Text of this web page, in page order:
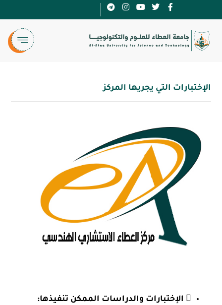
الإختبارات التي يجريها المركز
 الإختبارات والدراسات الممكن تنفيذها: